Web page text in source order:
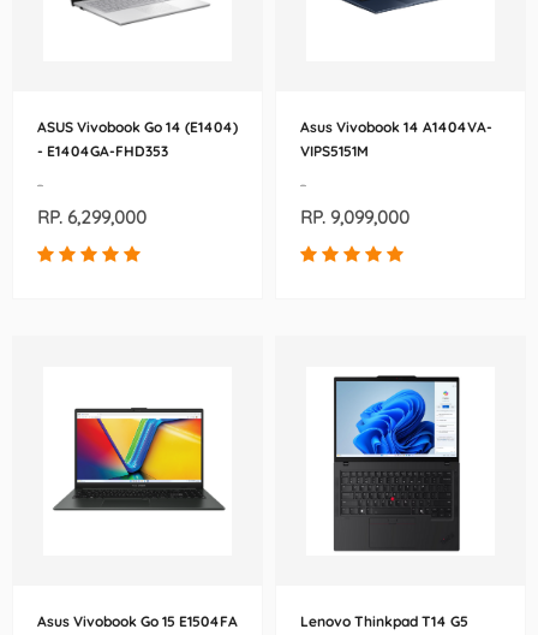
ASUS Vivobook Go 14 (E1404)
- E1404GA-FHD353
-
RP. 6,299,000
Asus Vivobook 14 A1404VA-
VIPS5151M
-
RP. 9,099,000
Asus Vivobook Go 15 E1504FA
Lenovo Thinkpad T14 G5